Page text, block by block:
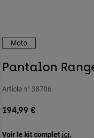
Moto
Pantalon
Article n° 38706
194,99 €
Voir le kit complet ici.